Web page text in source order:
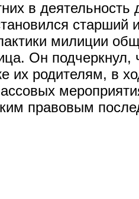
в
старший
милиции
Он подчеркнул,
их родителям, в
правовым